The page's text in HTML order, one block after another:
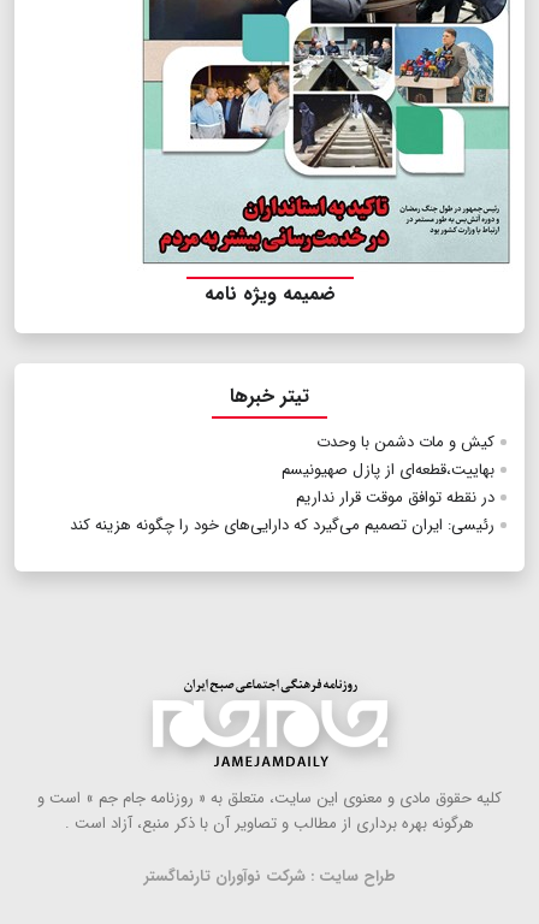
ضمیمه ویژه نامه
تیتر خبرها
کیش و مات دشمن با وحدت
بهاییت،قطعه‌ای از پازل صهیونیسم
در نقطه توافق موقت قرار نداریم
رئیسی: ایران تصمیم می‌گیرد که دارایی‌های خود را چگونه هزینه کند
كلیه حقوق مادی و معنوی این سایت، متعلق به « روزنامه جام جم » است و
هرگونه بهره ‌برداری از مطالب و تصاویر آن با ذكر منبع، آزاد است .
طراح سایت : شرکت نوآوران تارنماگستر